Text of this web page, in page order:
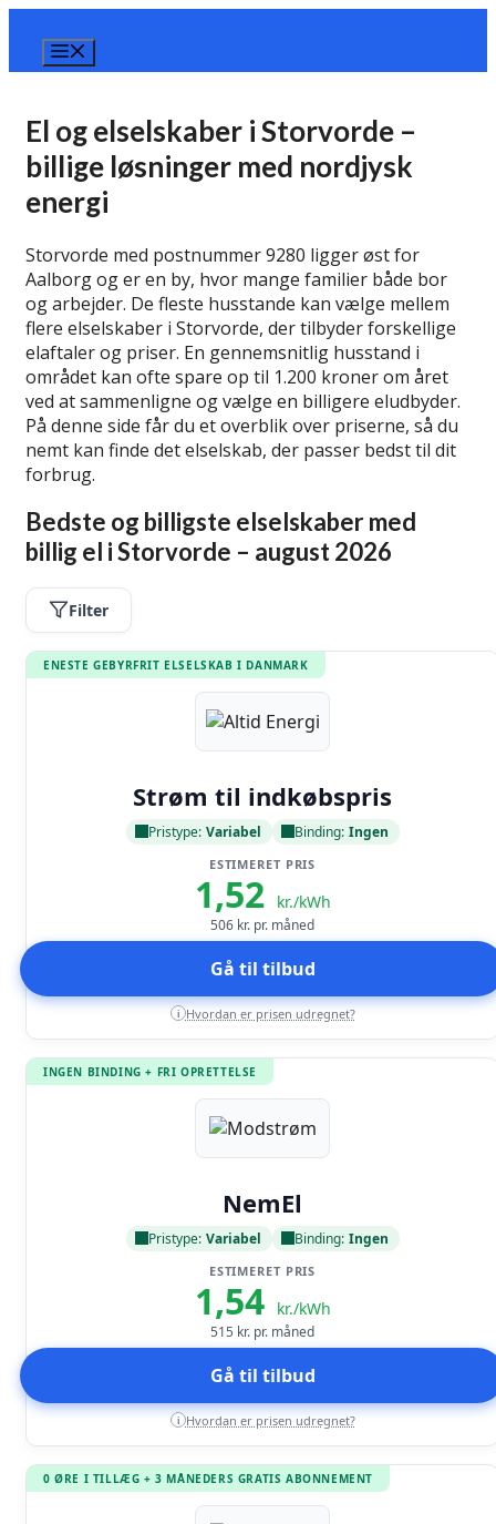
indhold
El og elselskaber i Storvorde –
billige løsninger med nordjysk
energi
Storvorde med postnummer 9280 ligger øst for
Aalborg og er en by, hvor mange familier både bor
og arbejder. De fleste husstande kan vælge mellem
flere elselskaber i Storvorde, der tilbyder forskellige
elaftaler og priser. En gennemsnitlig husstand i
området kan ofte spare op til 1.200 kroner om året
ved at sammenligne og vælge en billigere eludbyder.
På denne side får du et overblik over priserne, så du
nemt kan finde det elselskab, der passer bedst til dit
forbrug.
Bedste og billigste elselskaber med
billig el i Storvorde – august 2026
Filter
ENESTE GEBYRFRIT ELSELSKAB I DANMARK
Strøm til indkøbspris
Pristype: Variabel Binding: Ingen
ESTIMERET PRIS
1,52 kr./kWh
506 kr. pr. måned
Gå til tilbud
i Hvordan er prisen udregnet?
INGEN BINDING + FRI OPRETTELSE
NemEl
Pristype: Variabel Binding: Ingen
ESTIMERET PRIS
1,54 kr./kWh
515 kr. pr. måned
Gå til tilbud
i Hvordan er prisen udregnet?
0 ØRE I TILLÆG + 3 MÅNEDERS GRATIS ABONNEMENT